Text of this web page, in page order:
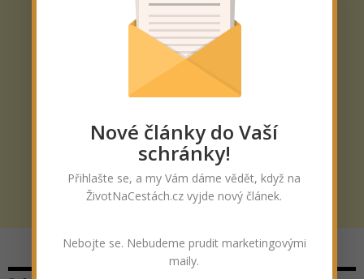
Nové články do Vaší
schránky!
Přihlašte se, a my Vám dáme vědět, když na
ŽivotNaCestách.cz vyjde nový článek.
Nebojte se. Nebudeme prudit marketingovými
maily.